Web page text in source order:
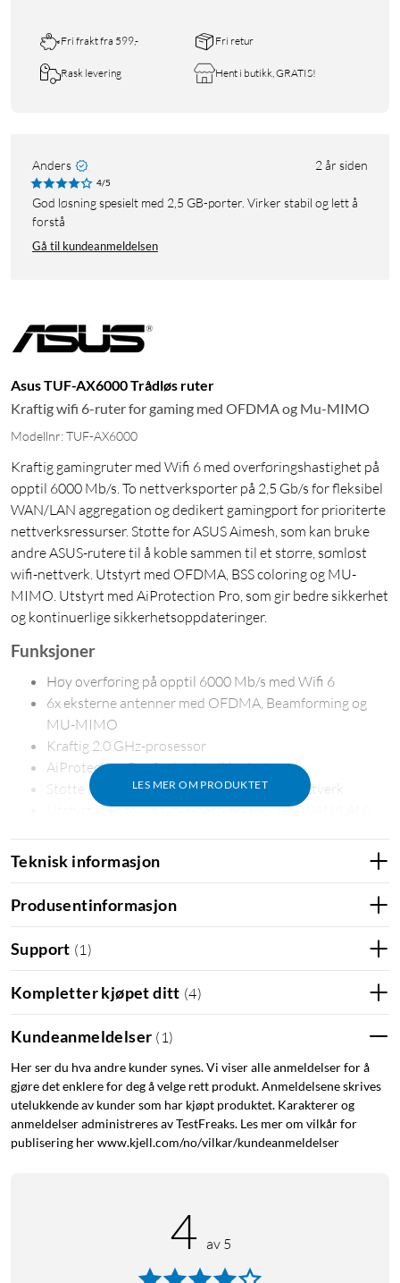
Fri frakt fra 599,- Fri retur
Rask levering Hent i butikk, GRATIS!
Anders 2 år siden
4/5
God løsning spesielt med 2,5 GB-porter. Virker stabil og lett å
forstå
Gå til kundeanmeldelsen
Asus TUF-AX6000 Trådløs ruter
Kraftig wifi 6-ruter for gaming med OFDMA og Mu-MIMO
Modellnr: TUF-AX6000
Kraftig gamingruter med Wifi 6 med overføringshastighet på
opptil 6000 Mb/s. To nettverksporter på 2,5 Gb/s for fleksibel
WAN/LAN aggregation og dedikert gamingport for prioriterte
nettverksressurser. Støtte for ASUS Aimesh, som kan bruke
andre ASUS-rutere til å koble sammen til et større, sømløst
wifi-nettverk. Utstyrt med OFDMA, BSS coloring og MU-
MIMO. Utstyrt med AiProtection Pro, som gir bedre sikkerhet
og kontinuerlige sikkerhetsoppdateringer.
LES MER OM PRODUKTET
Funksjoner
Høy overføring på opptil 6000 Mb/s med Wifi 6
6x eksterne antenner med OFDMA, Beamforming og
MU-MIMO
Kraftig 2.0 GHz-prosessor
AiProtection Pro for bedre sikkerhet
Støtte for Asus AiMesh for sømløse wifi-nettverk
Utstyrt med to 2,5 Gb/s-nettverksporter (WAN/LAN)
USB 3.2 Gen 1-port
VPN Client WireGuard og VPN Fusion
Wifi 6
Ved å bruke Wifi 6-standarden (802.11ax) kan ruteren gi
opptil 4804 Mbps over 5 GHz-båndet. Takket være denne
standarden kan ruteren også utnytte teknologien OFDMA,
som gir enheter kortere forsinkelser og mer responsiv
oppkobling. WPA3 byr på sikre tilkoblinger til alle enheter i
hjemmet. Støtte for Mu-mimo gjør dessuten at den
tilgjengelige databåndbredden fordeles mer effektivt når
mange Mu-mimo-kompatible klienter mottar data samtidig.
Asus TUF-AX6000 har flere tilpasninger og optimeringer for
alle typer spilling. Nvidia Game Mode prioriterer tilkoblingen
Teknisk informasjon
Produsentinformasjon
Support (1 )
Kompletter kjøpet ditt (4)
Kundeanmeldelser ( 1 )
Her ser du hva andre kunder synes. Vi viser alle anmeldelser for å
gjøre det enklere for deg å velge rett produkt. Anmeldelsene skrives
utelukkende av kunder som har kjøpt produktet. Karakterer og
anmeldelser administreres av TestFreaks. Les mer om vilkår for
publisering her www.kjell.com/no/vilkar/kundeanmeldelser
4 av 5